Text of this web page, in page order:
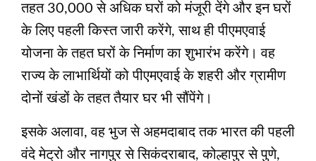
तहत 30,000 से अधिक घरों को मंजूरी देंगे और इन घरों
के लिए पहली किस्त जारी करेंगे, साथ ही पीएमएवाई
योजना के तहत घरों के निर्माण का शुभारंभ करेंगे। वह
राज्य के लाभार्थियों को पीएमएवाई के शहरी और ग्रामीण
दोनों खंडों के तहत तैयार घर भी सौंपेंगे।
इसके अलावा, वह भुज से अहमदाबाद तक भारत की पहली
वंदे मेट्रो और नागपुर से सिकंदराबाद, कोल्हापुर से पुणे,